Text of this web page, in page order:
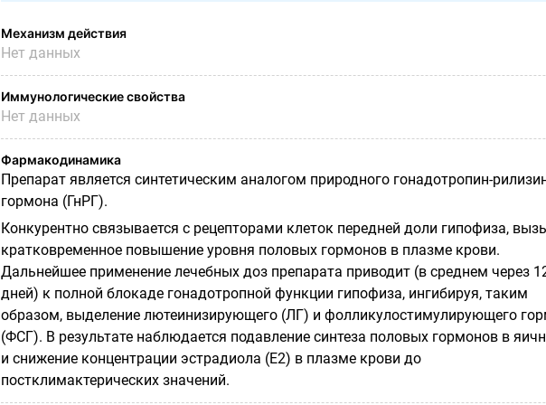
Механизм действия
Нет данных
Иммунологические свойства
Нет данных
Фармакодинамика
Препарат является синтетическим аналогом природного гонадотропин-
гормона (ГнРГ).
Конкурентно связывается с рецепторами клеток передней доли гипофиза,
кратковременное повышение уровня половых гормонов в плазме крови.
Дальнейшее применение лечебных доз препарата приводит (в среднем через
дней) к полной блокаде гонадотропной функции гипофиза, ингибируя, таким
образом, выделение лютеинизирующего (ЛГ) и фолликулостимулирующего
(ФСГ). В результате наблюдается подавление синтеза половых гормонов в
и снижение концентрации эстрадиола (Е2) в плазме крови до
постклимактерических значений.